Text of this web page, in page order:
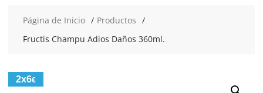
Página de Inicio
Productos
Fructis Champu Adios Daños 360ml.
2x6€